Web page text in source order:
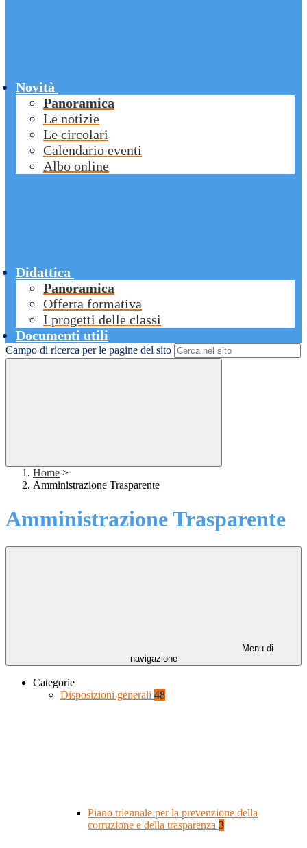
Novità
Panoramica
Le notizie
Le circolari
Calendario eventi
Albo online
Didattica
Panoramica
Offerta formativa
I progetti delle classi
Documenti utili
Campo di ricerca per le pagine del sito
Home >
Amministrazione Trasparente
Amministrazione Trasparente
Menu di
navigazione
Categorie
Disposizioni generali 48
Piano triennale per la prevenzione della
corruzione e della trasparenza 3